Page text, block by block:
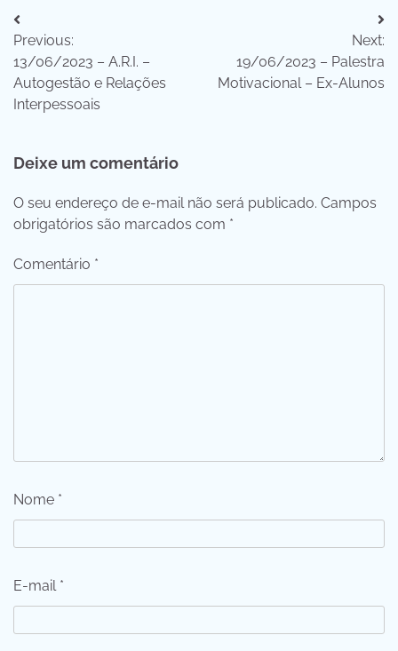
Navegação
de
Post
Previous:
13/06/2023 – A.R.I. –
Autogestão e Relações
Interpessoais
Next:
19/06/2023 – Palestra
Motivacional – Ex-Alunos
Deixe um comentário
O seu endereço de e-mail não será publicado. Campos
obrigatórios são marcados com *
Comentário *
Nome *
E-mail *